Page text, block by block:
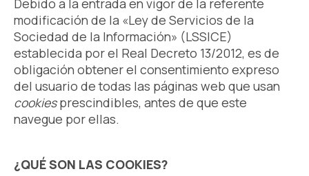
Debido a la entrada en vigor de la referente
modificación de la «Ley de Servicios de la
Sociedad de la Información» (LSSICE)
establecida por el Real Decreto 13/2012, es de
obligación obtener el consentimiento expreso
del usuario de todas las páginas web que usan
cookiesprescindibles, antes de que este
navegue por ellas.
¿QUÉ SON LAS COOKIES?